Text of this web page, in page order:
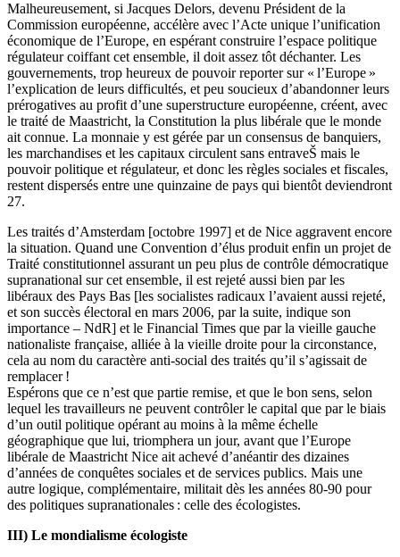
Malheureusement, si Jacques Delors, devenu Président de la
Commission européenne, accélère avec l’Acte unique l’unification
économique de l’Europe, en espérant construire l’espace politique
régulateur coiffant cet ensemble, il doit assez tôt déchanter. Les
gouvernements, trop heureux de pouvoir reporter sur « l’Europe »
l’explication de leurs difficultés, et peu soucieux d’abandonner leurs
prérogatives au profit d’une superstructure européenne, créent, avec
le traité de Maastricht, la Constitution la plus libérale que le monde
ait connue. La monnaie y est gérée par un consensus de banquiers,
les marchandises et les capitaux circulent sans entraveŠ mais le
pouvoir politique et régulateur, et donc les règles sociales et fiscales,
restent dispersés entre une quinzaine de pays qui bientôt deviendront
27.
Les traités d’Amsterdam [octobre 1997] et de Nice aggravent encore
la situation. Quand une Convention d’élus produit enfin un projet de
Traité constitutionnel assurant un peu plus de contrôle démocratique
supranational sur cet ensemble, il est rejeté aussi bien par les
libéraux des Pays Bas [les socialistes radicaux l’avaient aussi rejeté,
et son succès électoral en mars 2006, par la suite, indique son
importance – NdR] et le Financial Times que par la vieille gauche
nationaliste française, alliée à la vieille droite pour la circonstance,
cela au nom du caractère anti-social des traités qu’il s’agissait de
remplacer !
Espérons que ce n’est que partie remise, et que le bon sens, selon
lequel les travailleurs ne peuvent contrôler le capital que par le biais
d’un outil politique opérant au moins à la même échelle
géographique que lui, triomphera un jour, avant que l’Europe
libérale de Maastricht Nice ait achevé d’anéantir des dizaines
d’années de conquêtes sociales et de services publics. Mais une
autre logique, complémentaire, militait dès les années 80-90 pour
des politiques supranationales : celle des écologistes.
III) Le mondialisme écologiste